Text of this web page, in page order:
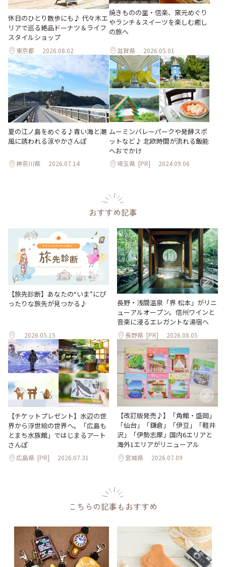
休日のひとり散歩にも♪ 代々木エ
リアで巡る絶品ドーナツ＆ライフ
スタイルショップ
東京都 2026.08.02
焼きものの里・信楽、窯元めぐり
やランチ＆スイーツを楽しむ癒し
の旅へ
滋賀県 2026.05.01
夏の江ノ島をめぐる♪青い海と潮
風に誘われる涼やかさんぽ
神奈川県 2026.07.14
ムーミンバレーパークや発酵スポ
ットなど♪ 北欧時間が流れる飯能
へおでかけ
埼玉県 [PR] 2024.09.06
おすすめ記事
【旅先診断】あなたの“いま”にぴ
ったりな旅先が見つかる♪
2026.05.15
長野・浅間温泉「界 松本」がリニ
ューアルオープン。信州ワインと
音楽に浸るエレガントな湯宿へ
長野県 [PR] 2026.08.05
【チケットプレゼント】水辺の世
界から浮世絵の世界へ。「広島も
とまち水族館」ではじまるアート
さんぽ
広島県 [PR] 2026.07.31
【改訂版発売♪】「角館・盛岡」
「仙台」「鎌倉」「伊豆」「軽井
沢」「伊勢志摩」国内6エリアと
海外1エリアがリニューアル
宮城県 2026.07.09
こちらの記事もおすすめ